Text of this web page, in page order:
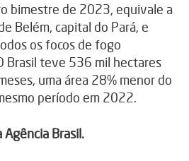
bimestre de 2023, equivale a
Belém, capital do Pará, e
os focos de fogo
Brasil teve 536 mil hectares
uma área 28% menor do
período em 2022.
Agência Brasil.